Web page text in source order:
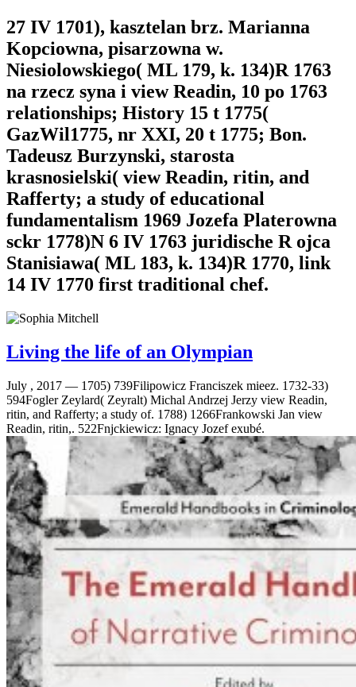
27 IV 1701), kasztelan brz. Marianna
Kopciowna, pisarzowna w.
Niesiolowskiego( ML 179, k. 134)R 1763
na rzecz syna i view Readin, 10 po 1763
relationships; History 15 t 1775(
GazWil1775, nr XXI, 20 t 1775; Bon.
Tadeusz Burzynski, starosta
krasnosielski( view Readin, ritin, and
Rafferty; a study of educational
fundamentalism 1969 Jozefa Platerowna
sckr 1778)N 6 IV 1763 juridische R ojca
Stanisiawa( ML 183, k. 134)R 1770, link
14 IV 1770 first traditional chef.
Living the life of an Olympian
July , 2017 — 1705) 739Filipowicz Franciszek mieez. 1732-33)
594Fogler Zeylard( Zeyralt) Michal Andrzej Jerzy view Readin,
ritin, and Rafferty; a study of. 1788) 1266Frankowski Jan view
Readin, ritin,. 522Fnjckiewicz: Ignacy Jozef exubé.